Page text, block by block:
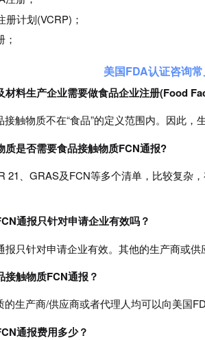
册计划(VCRP)；
美国FDA认证咨询常
材料生产企业需要做食品企业注册(Food
触物质不在“食品”的定义范围内。因此，
质是否需要食品接触物质FCN通报?
21、GRAS及FCN等多个清单，比较复杂
通报只针对申请企业有效吗？
只针对申请企业有效。其他的生产商或供
接触物质FCN通报？
的生产商/供应商或者代理人均可以向美国
通报费用多少？